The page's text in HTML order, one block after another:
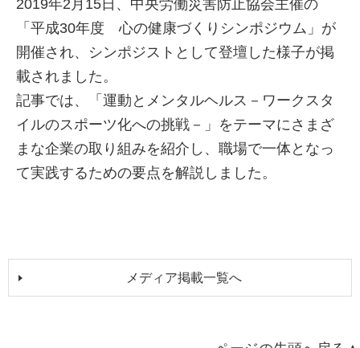
2019年2月15日、中央労働災害防止協会主催の
「平成30年度 心の健康づくりシンポジウム」が
開催され、シンポジストとして登壇した様子が掲
載されました。
記事では、「運動とメンタルヘルス－ワークスタ
イルのスポーツ化への挑戦－」をテーマにさまざ
まな企業の取り組みを紹介し、職場で一体となっ
て実践するための要点を解説しました。
メディア掲載一覧へ